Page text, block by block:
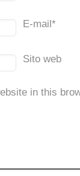
E-mail *
Sito web
in this